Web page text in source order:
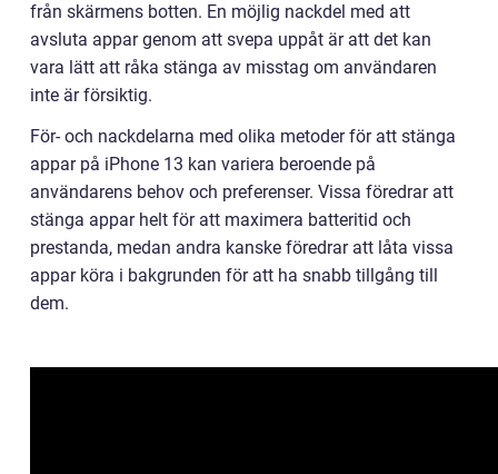
från skärmens botten. En möjlig nackdel med att
avsluta appar genom att svepa uppåt är att det kan
vara lätt att råka stänga av misstag om användaren
inte är försiktig.
För- och nackdelarna med olika metoder för att stänga
appar på iPhone 13 kan variera beroende på
användarens behov och preferenser. Vissa föredrar att
stänga appar helt för att maximera batteritid och
prestanda, medan andra kanske föredrar att låta vissa
appar köra i bakgrunden för att ha snabb tillgång till
dem.